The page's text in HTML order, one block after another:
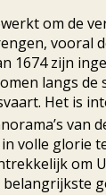
om de
vooral
1674 zijn
langs de
Het is
van
volle glorie
om